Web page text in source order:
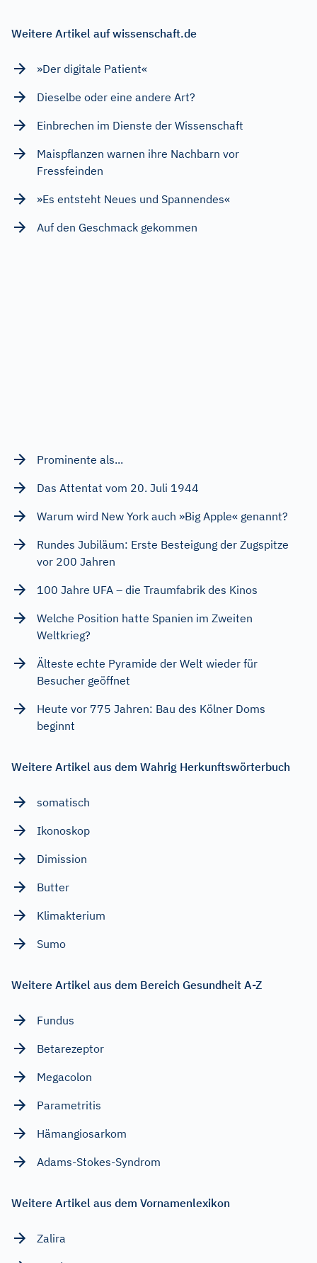
Weitere Artikel auf wissenschaft.de
»Der digitale Patient«
Dieselbe oder eine andere Art?
Einbrechen im Dienste der Wissenschaft
Maispflanzen warnen ihre Nachbarn vor
Fressfeinden
»Es entsteht Neues und Spannendes«
Auf den Geschmack gekommen
Prominente als...
Das Attentat vom 20. Juli 1944
Warum wird New York auch »Big Apple« genannt?
Rundes Jubiläum: Erste Besteigung der Zugspitze
vor 200 Jahren
100 Jahre UFA – die Traumfabrik des Kinos
Welche Position hatte Spanien im Zweiten
Weltkrieg?
Älteste echte Pyramide der Welt wieder für
Besucher geöffnet
Heute vor 775 Jahren: Bau des Kölner Doms
beginnt
Weitere Artikel aus dem Wahrig Herkunftswörterbuch
somatisch
Ikonoskop
Dimission
Butter
Klimakterium
Sumo
Weitere Artikel aus dem Bereich Gesundheit A-Z
Fundus
Betarezeptor
Megacolon
Parametritis
Hämangiosarkom
Adams-Stokes-Syndrom
Weitere Artikel aus dem Vornamenlexikon
Zalira